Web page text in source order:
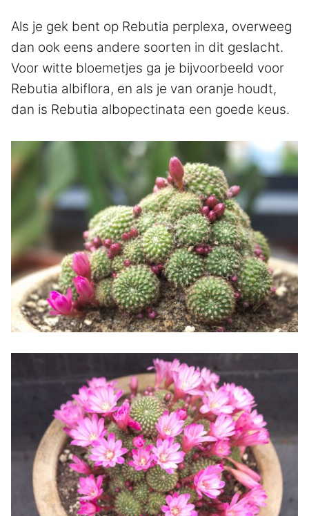
Als je gek bent op Rebutia perplexa, overweeg
dan ook eens andere soorten in dit geslacht.
Voor witte bloemetjes ga je bijvoorbeeld voor
Rebutia albiflora, en als je van oranje houdt,
dan is Rebutia albopectinata een goede keus.